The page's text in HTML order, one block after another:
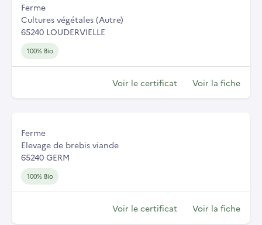
Ferme
Cultures végétales (Autre)
65240 LOUDERVIELLE
100% Bio
Voir le certificat Voir la fiche
Ferme
Elevage de brebis viande
65240 GERM
100% Bio
Voir le certificat Voir la fiche